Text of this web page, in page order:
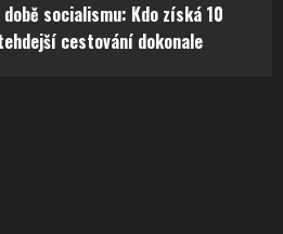
socialismu: Kdo získá 10
cestování dokonale